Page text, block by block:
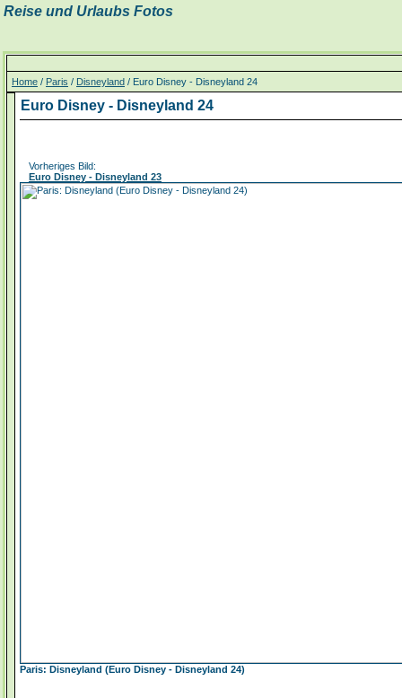
Reise und Urlaubs Fotos
Home / Paris / Disneyland / Euro Disney - Disneyland 24
Euro Disney - Disneyland 24
Vorheriges Bild:
Euro Disney - Disneyland 23
Paris: Disneyland (Euro Disney - Disneyland 24)